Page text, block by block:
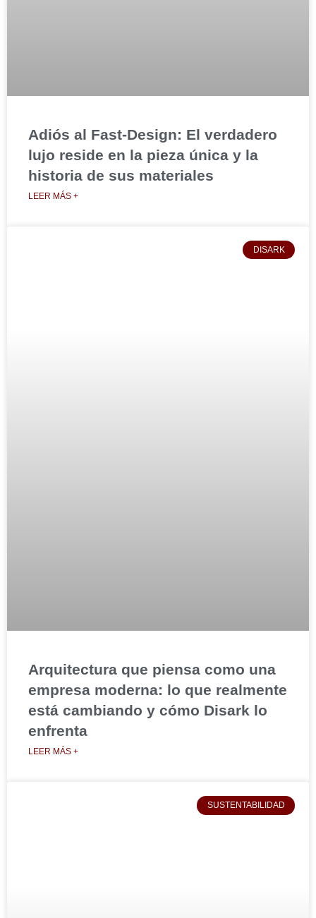
Adiós al Fast-Design: El verdadero
lujo reside en la pieza única y la
historia de sus materiales
LEER MÁS +
DISARK
Arquitectura que piensa como una
empresa moderna: lo que realmente
está cambiando y cómo Disark lo
enfrenta
LEER MÁS +
SUSTENTABILIDAD